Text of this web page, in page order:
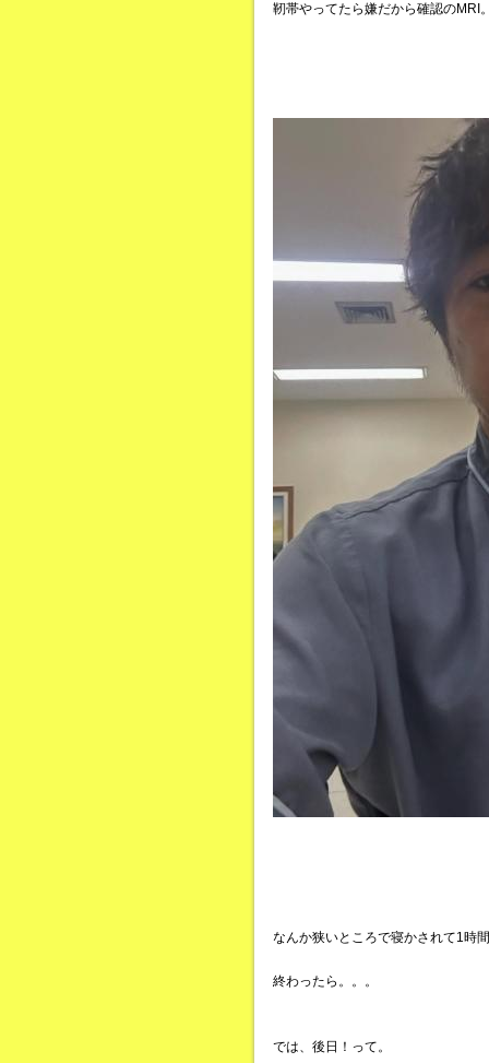
靭帯やってたら嫌だから確認のMRI
なんか狭いところで寝かされて1時
終わったら。。。
では、後日！って。